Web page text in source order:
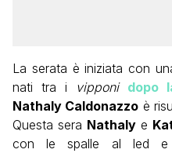
La serata è iniziata con
nati tra i vipponi dopo
Nathaly Caldonazzo è
Questa sera Nathaly e
con le spalle al led e